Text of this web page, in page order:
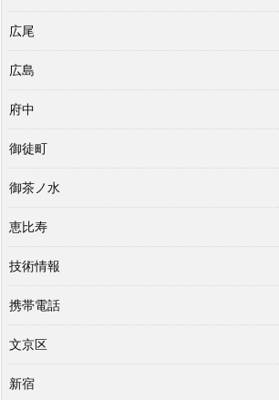
広尾
広島
府中
御徒町
御茶ノ水
恵比寿
技術情報
携帯電話
文京区
新宿